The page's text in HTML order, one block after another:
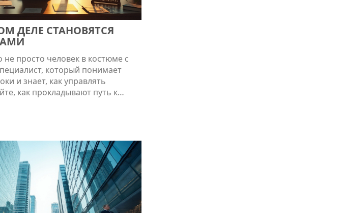
ДЕЛЕ СТАНОВЯТСЯ
просто человек в костюме с
который понимает
и знает, как управлять
как прокладывают путь к
сфере, от выбора
до получения первого
навыков. Из статьи вы
успеха в финансовой карьере.